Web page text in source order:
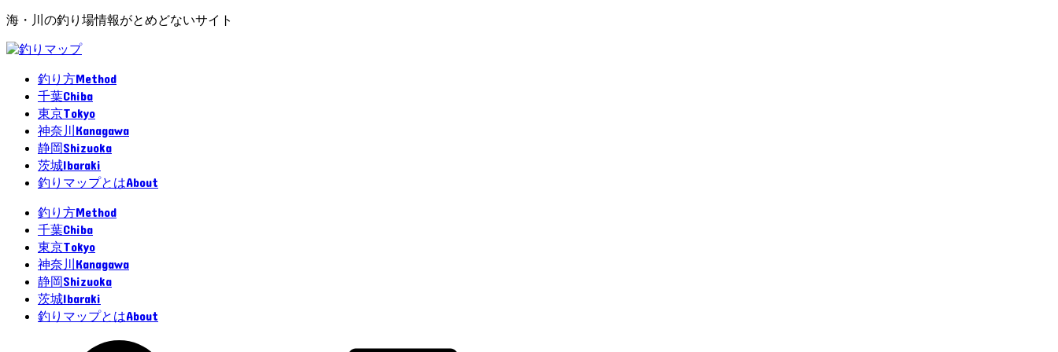
海・川の釣り場情報がとめどないサイト
釣り方Method
千葉Chiba
東京Tokyo
神奈川 Kanagawa
静岡Shizuoka
茨城Ibaraki
釣りマップとはAbout
釣り方Method
千葉Chiba
東京Tokyo
神奈川 Kanagawa
静岡Shizuoka
茨城Ibaraki
釣りマップとはAbout